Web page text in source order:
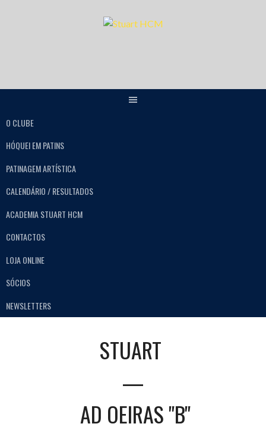
O CLUBE
HÓQUEI EM PATINS
PATINAGEM ARTÍSTICA
CALENDÁRIO / RESULTADOS
ACADEMIA STUART HCM
CONTACTOS
LOJA ONLINE
SÓCIOS
NEWSLETTERS
STUART
—
AD OEIRAS "B"